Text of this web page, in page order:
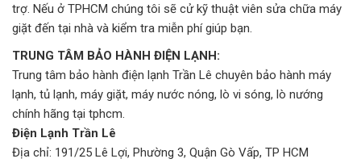
trợ. Nếu ở TPHCM chúng tôi sẽ cử kỹ thuật viên sửa chữa máy
giặt đến tại nhà và kiểm tra miễn phí giúp bạn.
TRUNG TÂM BẢO HÀNH ĐIỆN LẠNH:
Trung tâm bảo hành điện lạnh Trần Lê chuyên bảo hành máy
lạnh, tủ lạnh, máy giặt, máy nước nóng, lò vi sóng, lò nướng
chính hãng tại tphcm.
Điện Lạnh Trần Lê
Địa chỉ: 191/25 Lê Lợi, Phường 3, Quận Gò Vấp, TP HCM